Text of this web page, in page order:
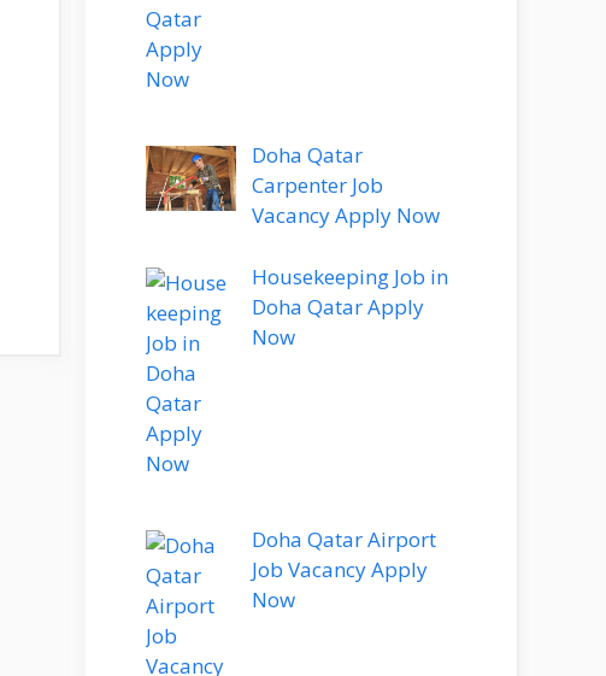
Doha Qatar
Carpenter Job
Vacancy Apply Now
Housekeeping Job in
Doha Qatar Apply
Now
Doha Qatar Airport
Job Vacancy Apply
Now